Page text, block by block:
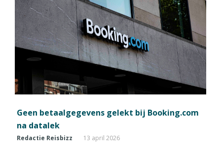
Geen betaalgegevens gelekt bij Booking.com
na datalek
Redactie Reisbizz 13 april 2026